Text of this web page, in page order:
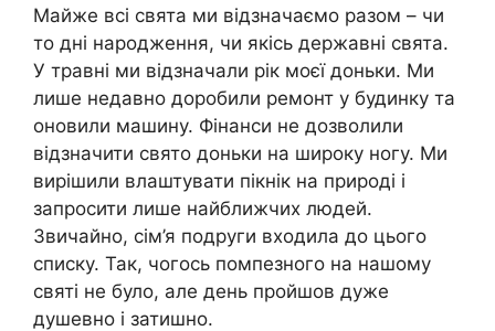
Майже всі свята ми відзначаємо разом – чи
то дні народження, чи якісь державні свята.
У травні ми відзначали рік моєї доньки. Ми
лише недавно доробили ремонт у будинку та
оновили машину. Фінанси не дозволили
відзначити свято доньки на широку ногу. Ми
вирішили влаштувати пікнік на природі і
запросити лише найближчих людей.
Звичайно, сім’я подруги входила до цього
списку. Так, чогось помпезного на нашому
святі не було, але день пройшов дуже
душевно і затишно.